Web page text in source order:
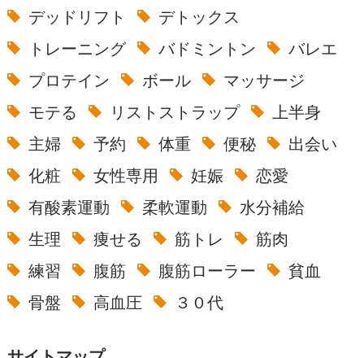
デッドリフト
デトックス
トレーニング
バドミントン
バレエ
プロテイン
ボール
マッサージ
モテる
リストストラップ
上半身
主婦
予約 体重 便秘
出会い
化粧
女性専用 妊娠
恋愛
有酸素運動
柔軟運動
水分補給
生理
痩せる 筋トレ
筋肉
練習
腹筋 腹筋ローラー
貧血
骨盤
高血圧 ３０代